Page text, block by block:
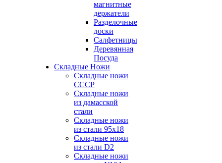
магнитные
держатели
Разделочные
доски
Салфетницы
Деревянная
Посуда
Складные Ножи
Cкладные ножи
СССР
Складные ножи
из дамасской
стали
Складные ножи
из стали 95х18
Складные ножи
из стали D2
Складные ножи